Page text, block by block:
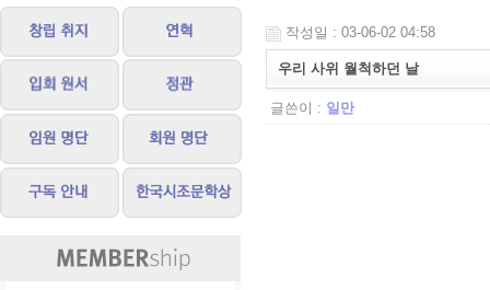
작성일 : 03-06-02 04:58
우리 사위 월척하던 날
글쓴이 : 일만